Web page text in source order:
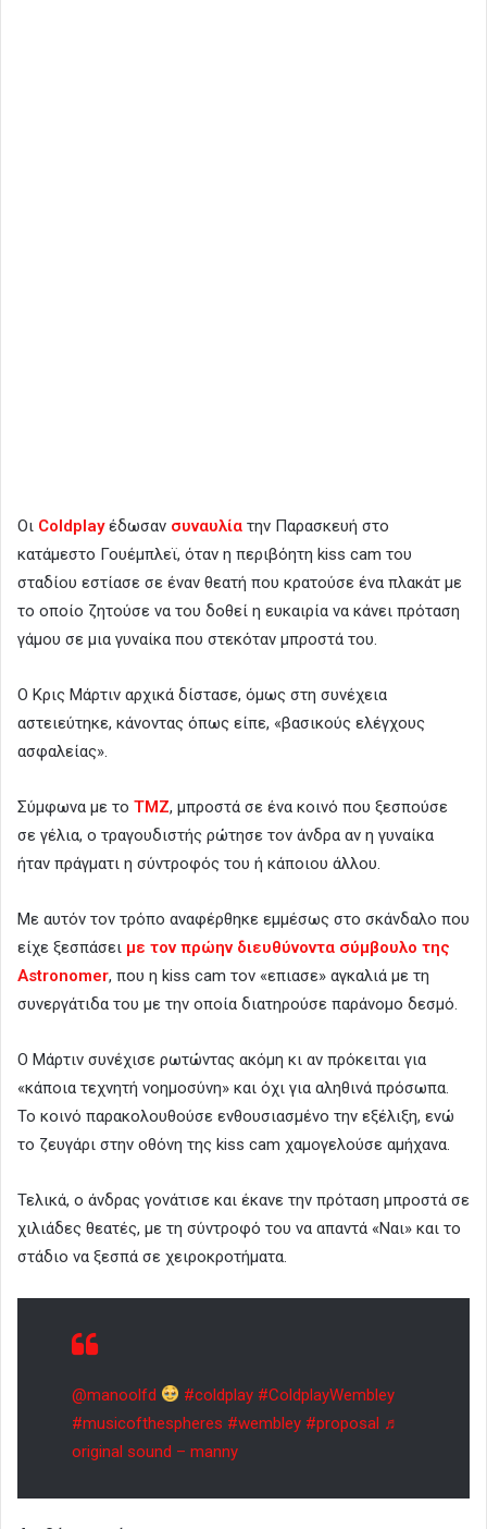
Οι Coldplayέδωσαν συναυλία την Παρασκευή στο
κατάμεστο Γουέμπλεϊ, όταν η περιβόητη kiss cam του
σταδίου εστίασε σε έναν θεατή που κρατούσε ένα πλακάτ με
το οποίο ζητούσε να του δοθεί η ευκαιρία να κάνει πρόταση
γάμου σε μια γυναίκα που στεκόταν μπροστά του.
Ο Κρις Μάρτιν αρχικά δίστασε, όμως στη συνέχεια
αστειεύτηκε, κάνοντας όπως είπε, «βασικούς ελέγχους
ασφαλείας».
Σύμφωνα με το TMZ, μπροστά σε ένα κοινό που ξεσπούσε
σε γέλια, ο τραγουδιστής ρώτησε τον άνδρα αν η γυναίκα
ήταν πράγματι η σύντροφός του ή κάποιου άλλου.
Με αυτόν τον τρόπο αναφέρθηκε εμμέσως στο σκάνδαλο που
είχε ξεσπάσει με τον πρώην διευθύνοντα σύμβουλο της
Astronomer, που η kiss cam τον «επιασε» αγκαλιά με τη
συνεργάτιδα του με την οποία διατηρούσε παράνομο δεσμό.
Ο Μάρτιν συνέχισε ρωτώντας ακόμη κι αν πρόκειται για
«κάποια τεχνητή νοημοσύνη» και όχι για αληθινά πρόσωπα.
Το κοινό παρακολουθούσε ενθουσιασμένο την εξέλιξη, ενώ
το ζευγάρι στην οθόνη της kiss cam χαμογελούσε αμήχανα.
Τελικά, ο άνδρας γονάτισε και έκανε την πρόταση μπροστά σε
χιλιάδες θεατές, με τη σύντροφό του να απαντά «Ναι» και το
στάδιο να ξεσπά σε χειροκροτήματα.
@manoolfd #coldplay #ColdplayWembley
#musicofthespheres #wembley #proposal ♬
original sound – manny